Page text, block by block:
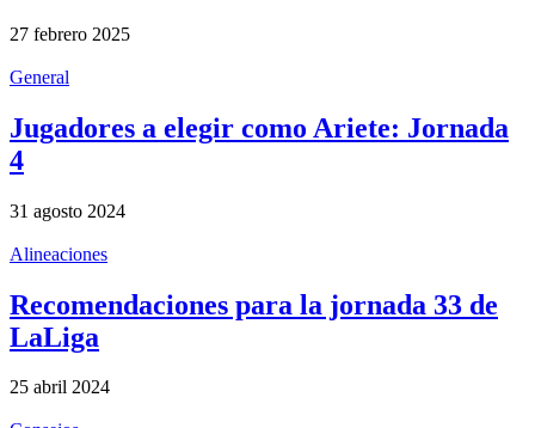
27 febrero 2025
General
Jugadores a elegir como Ariete: Jornada
4
31 agosto 2024
Alineaciones
Recomendaciones para la jornada 33 de
LaLiga
25 abril 2024